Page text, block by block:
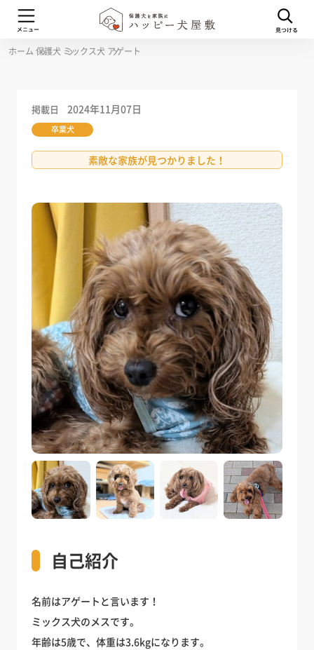
ホーム 保護犬 ミックス犬 アゲート
掲載日 2024年11月07日
卒業犬
素敵な家族が見つかりました！
自己紹介
名前はアゲートと言います！
ミックス犬のメスです。
年齢は5歳で、体重は3.6kgになります。